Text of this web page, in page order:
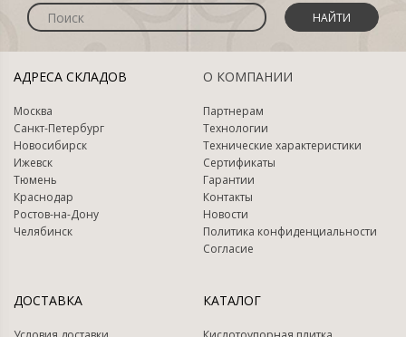
НАЙТИ
АДРЕСА СКЛАДОВ
Москва
Санкт-Петербург
Новосибирск
Ижевск
Тюмень
Краснодар
Ростов-на-Дону
Челябинск
О КОМПАНИИ
Партнерам
Технологии
Технические характеристики
Сертификаты
Гарантии
Контакты
Новости
Политика конфиденциальности
Согласие
ДОСТАВКА КАТАЛОГ